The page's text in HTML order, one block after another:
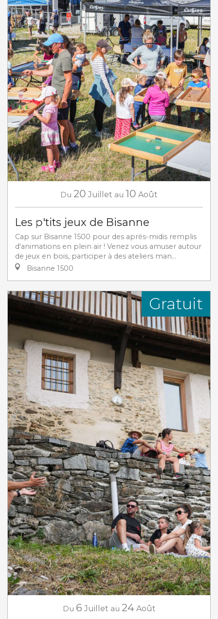
Du 20 Juillet au 10 Août
Les p'tits jeux de Bisanne
Cap sur Bisanne 1500 pour des après-midis remplis
d'animations en plein air ! Venez vous amuser autour
de jeux en bois, participer à des ateliers man...
Bisanne 1500
Gratuit
Du 6 Juillet au 24 Août